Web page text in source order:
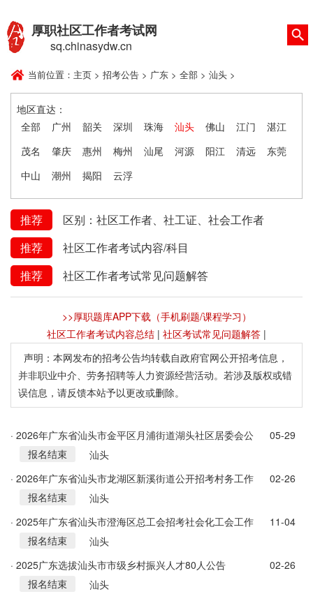
厚职社区工作者考试网
sq.chinasydw.cn
当前位置： 主页 > 招考公告 > 广东 > 全部 > 汕头 >
地区直达：
全部
广州 韶关 深圳 珠海 汕头 佛山 江门
湛江
茂名
肇庆 惠州 梅州 汕尾 河源 阳江 清远
东莞
中山
潮州 揭阳 云浮
推荐
区别：社区工作者、社工证、社会工作者
推荐
社区工作者考试内容/科目
推荐
社区工作者考试常见问题解答
>>厚职题库APP下载（手机刷题/课程学习）
社区工作者考试内容总结 | 社区考试常见问题解答 |
声明：本网发布的招考公告均转载自政府官网公开招考信息，
并非职业中介、劳务招聘等人力资源经营活动。若涉及版权或错
误信息，请反馈本站予以更改或删除。
· 2026年广东省汕头市金平区月浦街道湖头社区居委会公
开招考3名工作人员公告
05-29
报名结束
汕头
· 2026年广东省汕头市龙湖区新溪街道公开招考村务工作
人员公告
02-26
报名结束
汕头
· 2025年广东省汕头市澄海区总工会招考社会化工会工作
者3人公告
11-04
报名结束
汕头
· 2025广东选拔汕头市市级乡村振兴人才80人公告
02-26
报名结束
汕头